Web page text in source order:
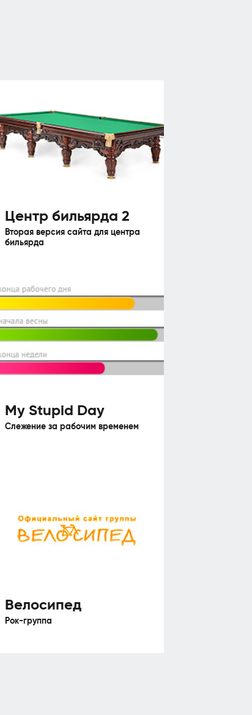
Центр бильярда 2
Вторая версия сайта для центра
бильярда
My Stupid Day
Слежение за рабочим временем
Велосипед
Рок-группа